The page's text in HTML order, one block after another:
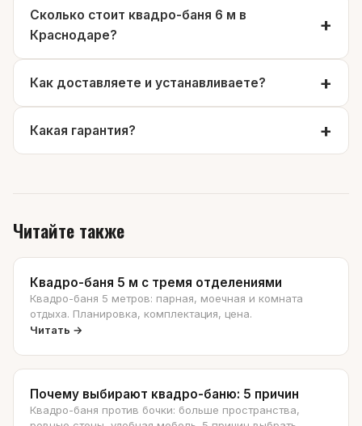
Сколько стоит квадро-баня 6 м в
Краснодаре?
Как доставляете и устанавливаете?
Какая гарантия?
Читайте также
Квадро-баня 5 м с тремя отделениями
Квадро-баня 5 метров: парная, моечная и комната
отдыха. Планировка, комплектация, цена.
Читать →
Почему выбирают квадро-баню: 5 причин
Квадро-баня против бочки: больше пространства,